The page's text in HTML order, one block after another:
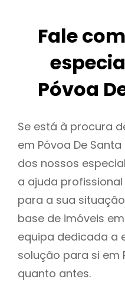
Fale
Póvoa
Se está à procura
em Póvoa De
dos nossos
a ajuda
para a sua
base de imóveis
equipa dedicada a
solução para si em
quanto antes.